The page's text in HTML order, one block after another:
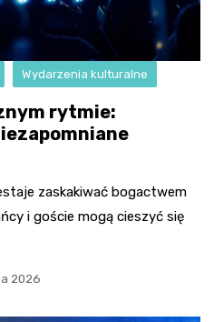
Wydarzenia kulturalne
rytmie:
zaskakiwać bogactwem
i goście mogą cieszyć się
2026